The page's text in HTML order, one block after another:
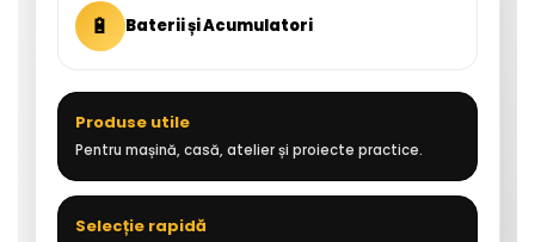
🔋 Baterii și Acumulatori
Produse utile
Pentru mașină, casă, atelier și proiecte practice.
Selecție rapidă